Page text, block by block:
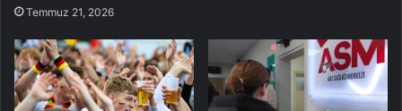
Temmuz 21, 2026